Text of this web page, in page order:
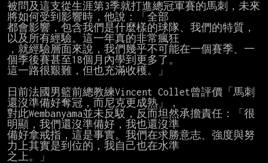
被問及這支從生涯第3季就打進總冠軍賽的馬刺，未來
將如何受到影響時，他說：「全部
都會影響，包含我們是什麼樣的球隊、我們的特質，
以及所有經驗。這一年真的非常瘋狂
，就經驗層面來說，我們幾乎不可能在一個賽季、一
個季後賽甚至18個月內學到更多了。
這一路很艱難，但也充滿收穫。」
日前法國男籃前總教練Vincent Collet曾評價「馬刺
還沒準備好奪冠，而尼克更成熟」，
對此Wembanyama並未反駁，反而坦然承擔責任：「很
明顯，我們還沒準備好，我也還沒準
備好拿戒指，這是事實。我們在求勝意志、強度與努
力上其實是到位的，我自己也在水準
之上。」